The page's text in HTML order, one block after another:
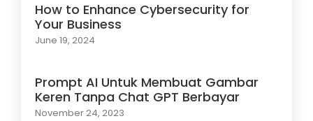
How to Enhance Cybersecurity for
Your Business
June 19, 2024
Prompt AI Untuk Membuat Gambar
Keren Tanpa Chat GPT Berbayar
November 24, 2023